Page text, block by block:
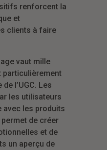
renforcent la
et
clients à faire
vaut mille
particulièrement
l’UGC. Les
les utilisateurs
avec les produits
de créer
et de
un aperçu de